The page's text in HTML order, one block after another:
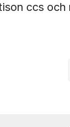
ccs och